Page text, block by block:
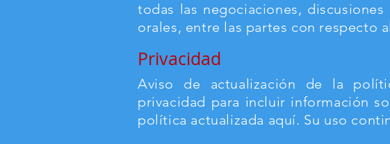
todas las negociaciones,
orales, entre las partes con respecto
Privacidad
Aviso de actualización de la
privacidad para incluir información
política actualizada aquí. Su uso